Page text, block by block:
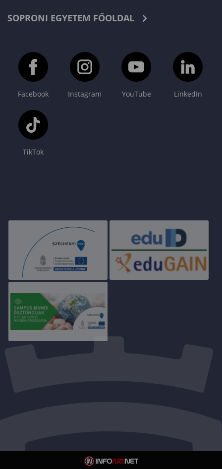
SOPRONI EGYETEM FŐOLDAL
Facebook Instagram YouTube LinkedIn
TikTok